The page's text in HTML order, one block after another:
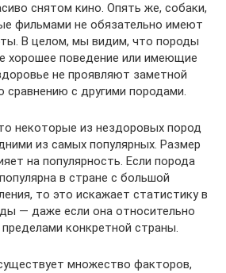
снятом кино. Опять же, собаки,
фильмами не обязательно имеют
В целом, мы видим, что породы
хорошее поведение или имеющие
не проявляют заметной
сравнению с другими породами.
некоторые из нездоровых пород
из самых популярных. Размер
на популярность. Если порода
в стране с большой
то это искажает статистику в
— даже если она относительно
пределами конкретной страны.
множество факторов,